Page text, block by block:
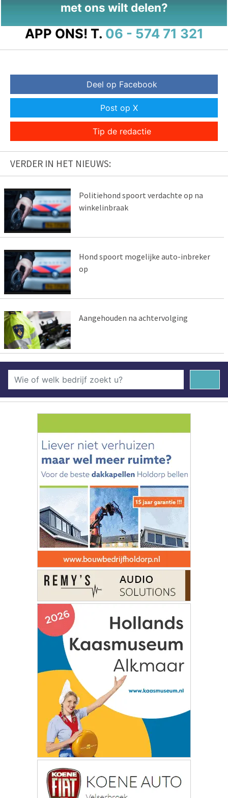
met ons wilt delen?
APP ONS! T. 06 - 574 71 321
Deel op Facebook
Post op X
Tip de redactie
VERDER IN HET NIEUWS:
Politiehond spoort verdachte op na
winkelinbraak
Hond spoort mogelijke auto-inbreker
op
Aangehouden na achtervolging